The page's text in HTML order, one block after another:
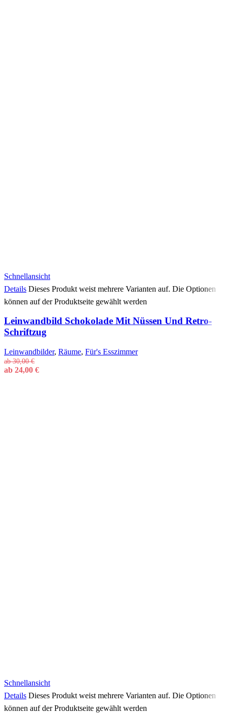
Schnellansicht
Details Dieses Produkt weist mehrere Varianten auf. Die Optionen
können auf der Produktseite gewählt werden
Leinwandbild Schokolade Mit Nüssen Und Retro-
Schriftzug
Leinwandbilder, Räume, Für's Esszimmer
ab30,00€
ab 24,00 €
Schnellansicht
Details Dieses Produkt weist mehrere Varianten auf. Die Optionen
können auf der Produktseite gewählt werden